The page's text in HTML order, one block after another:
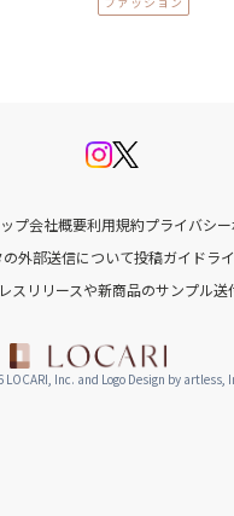
プ会社概要利用規約プライバシ
外部送信について投稿ガイドラ
スリリースや新商品のサンプル送
Inc. and Logo Design by artless,